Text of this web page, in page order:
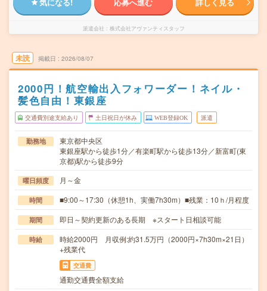
派遣会社 株式会社アヴァンティスタッフ
未読 掲載日 2026/08/07
2000円！航空輸出入フォワーダー！ネイル・
髪色自由！東銀座
交通費別途支給あり 土日祝日が休み WEB登録OK 派遣
勤務地
東京都中央区
東銀座駅から徒歩1分／有楽町駅から徒歩13分／新富町(東
京都)駅から徒歩9分
曜日頻度 月～金
時間 ■9:00～17:30（休憩1h、実働7h30m）■残業：10ｈ/月程度
期間 即日～契約更新のある長期 ※スタート日相談可能
時給
時給2000円 月収例:約31.5万円（2000円×7h30m×21日）
+残業代
交通費
通勤交通費全額支給